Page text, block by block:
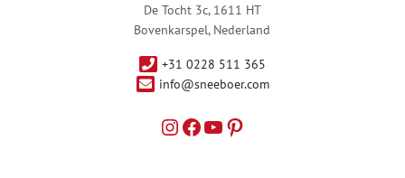
De Tocht 3c, 1611 HT
Bovenkarspel, Nederland
+31 0228 511 365
info@sneeboer.com